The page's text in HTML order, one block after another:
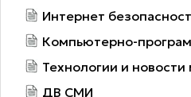
Интернет
Компьютерно-
Технологии и новости
ДВ СМИ